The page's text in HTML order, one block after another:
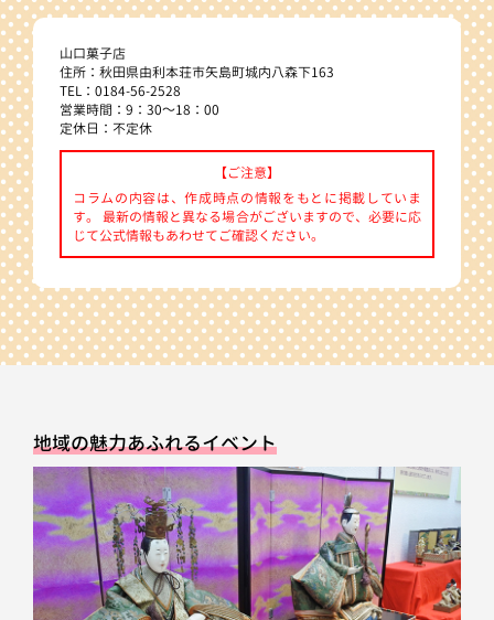
山口菓子店
住所：秋田県由利本荘市矢島町城内八森下163
TEL：0184-56-2528
営業時間：9：30～18：00
定休日：不定休
【ご注意】
コラムの内容は、作成時点の情報をもとに掲載していま
す。 最新の情報と異なる場合がございますので、必要に応
じて公式情報もあわせてご確認ください。
地域の魅力あふれるイベント